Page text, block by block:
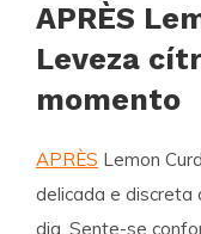
APRÈS
Leveza
momento
APRÈS Lemon
delicada e discreta
dia. Sente-se